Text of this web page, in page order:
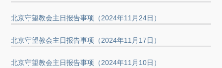
北京守望教会主日报告事项（2024年11月24日）
北京守望教会主日报告事项（2024年11月17日）
北京守望教会主日报告事项（2024年11月10日）